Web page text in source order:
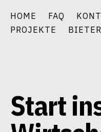
Inhalt
springen
HOME FAQ
PROJEKTE
Start